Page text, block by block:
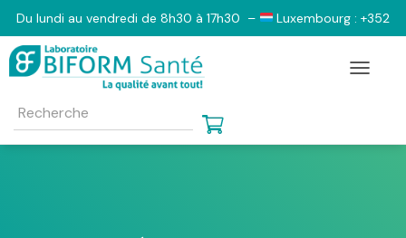
Du lundi au vendredi de 8h30 à 17h30 – Luxembourg : +352
2833 6103 – Belgique : +32 (0)2 555 1130 –
798 805 – 09 73 03 47 64 e-mail contact@biform-sante.com